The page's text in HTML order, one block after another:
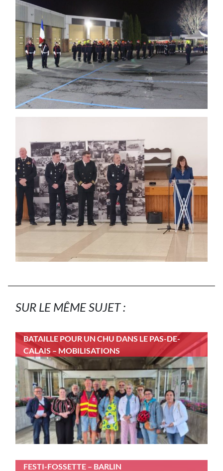
SUR LE MÊME SUJET :
BATAILLE POUR UN CHU DANS LE PAS-DE-
CALAIS – MOBILISATIONS
FESTI-FOSSETTE – BARLIN